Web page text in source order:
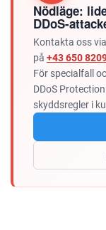
Nödläge:
DDoS-
Kontakta oss
på +43 650
För specialfall
DDoS
skyddsregler i